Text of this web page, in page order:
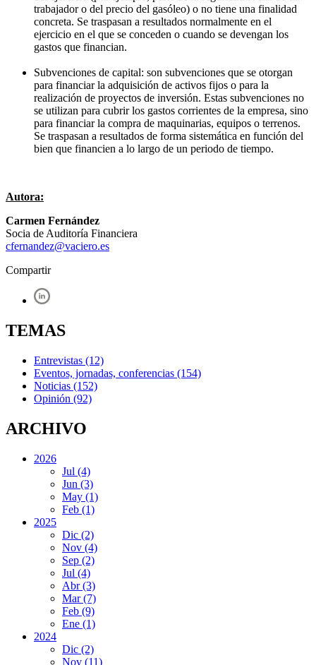
trabajador o del precio del gasóleo) o no tiene una finalidad
concreta. Se traspasan a resultados normalmente en el
ejercicio en el que se conceden o cuando se devengan los
gastos que financian.
Subvenciones de capital: son subvenciones que se otorgan
para financiar la adquisición de activos fijos o para la
realización de proyectos de inversión. Estas subvenciones no
se utilizan para cubrir los gastos corrientes de la empresa, sino
para financiar la compra de maquinarias, equipos o terrenos.
Se traspasan a resultados de forma sistemática en función del
bien que financien a lo largo de un periodo de tiempo.
Autora:
Carmen Fernández
Socia de Auditoría Financiera
cfernandez@vaciero.es
Compartir
TEMAS
Entrevistas (12)
Eventos, jornadas, conferencias (154)
Noticias (152)
Opinión (92)
ARCHIVO
2026
Jul (4)
Jun (3)
May (1)
Feb (1)
2025
Dic (2)
Nov (4)
Sep (2)
Jul (4)
Abr(3)
Mar(7)
Feb (9)
Ene (1)
2024
Dic (2)
Nov (11)